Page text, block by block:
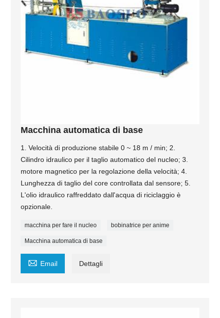
Macchina automatica di base
1. Velocità di produzione stabile 0 ~ 18 m / min; 2.
Cilindro idraulico per il taglio automatico del nucleo; 3.
motore magnetico per la regolazione della velocità; 4.
Lunghezza di taglio del core controllata dal sensore; 5.
L'olio idraulico raffreddato dall'acqua di riciclaggio è
opzionale.
macchina per fare il nucleo bobinatrice per anime
Macchina automatica di base
 Email Dettagli